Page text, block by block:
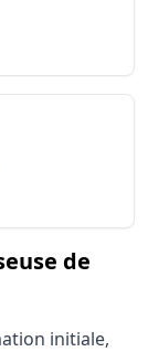
/ Poseuse
de
initiale,